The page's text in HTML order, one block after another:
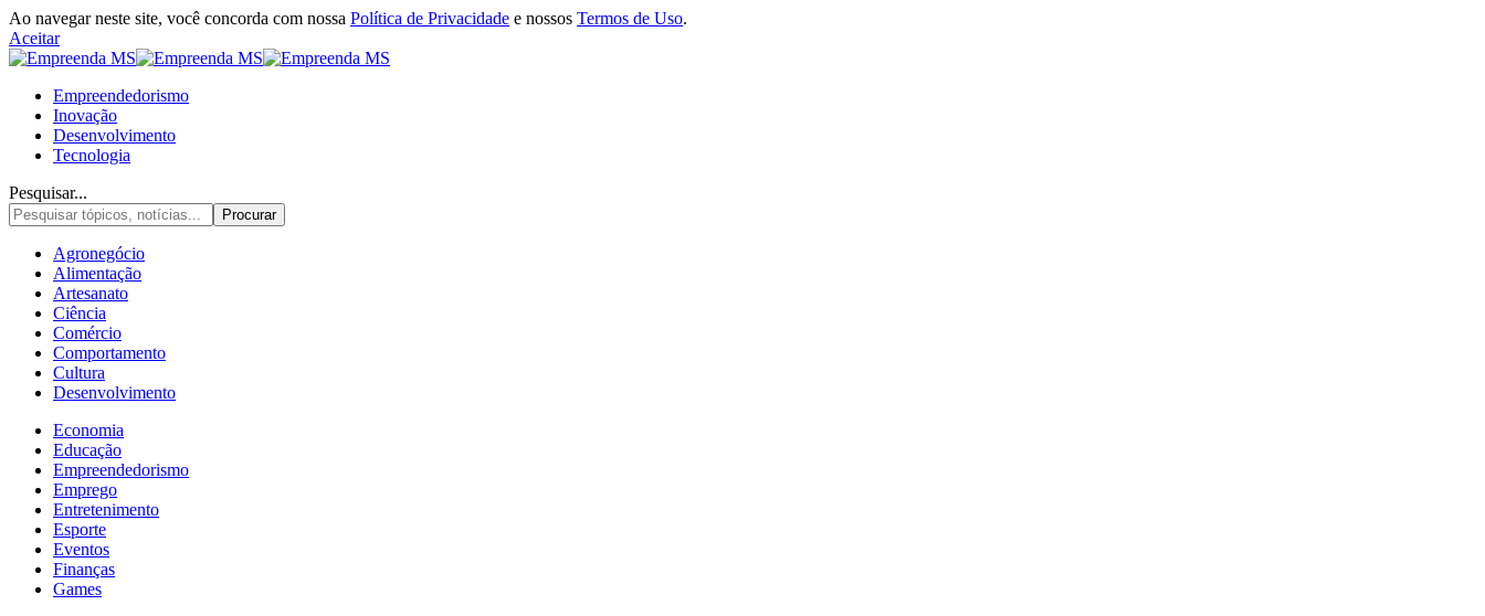
Ao navegar neste site, você concorda com nossa Política de Privacidade e nossos Termos de Uso.
Aceitar
Empreendedorismo
Inovação
Desenvolvimento
Tecnologia
Pesquisar...
Agronegócio
Alimentação
Artesanato
Ciência
Comércio
Comportamento
Cultura
Desenvolvimento
Economia
Educação
Empreendedorismo
Emprego
Entretenimento
Esporte
Eventos
Finanças
Games